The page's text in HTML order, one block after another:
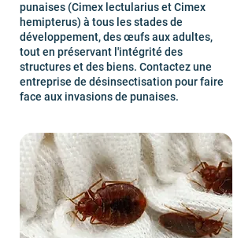
punaises (Cimex lectularius et Cimex
hemipterus) à tous les stades de
développement, des œufs aux adultes,
tout en préservant l'intégrité des
structures et des biens. Contactez une
entreprise de désinsectisation pour faire
face aux invasions de punaises.